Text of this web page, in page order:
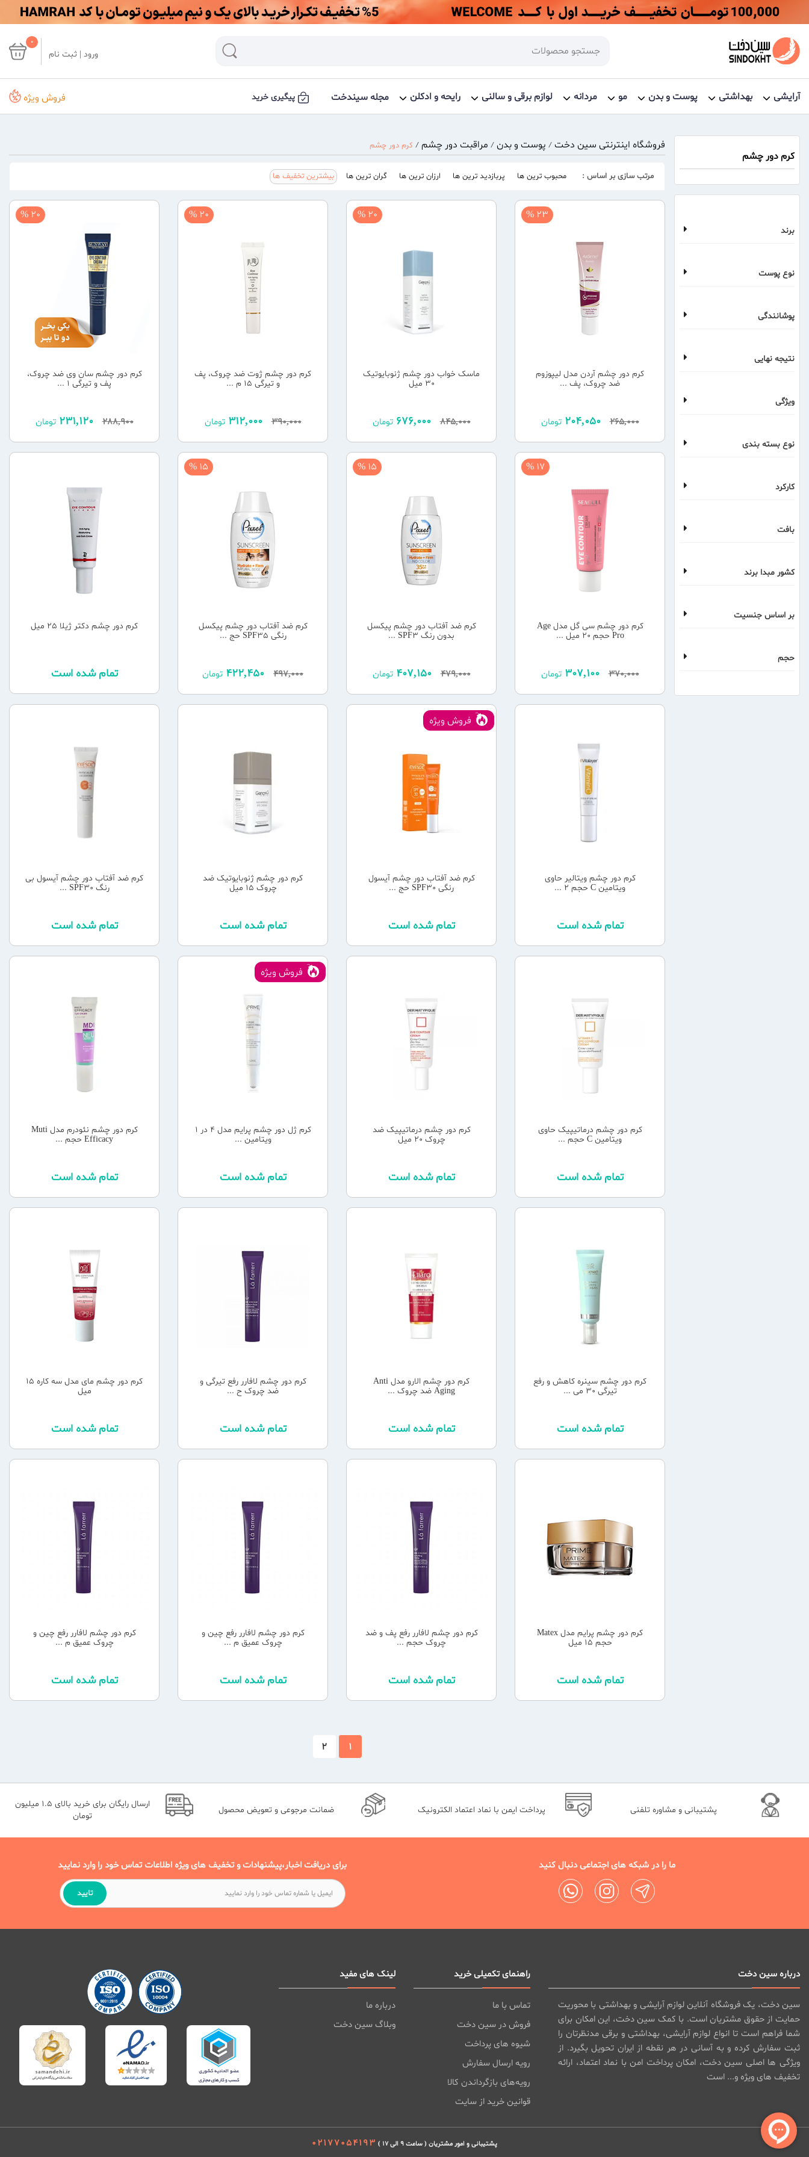
ورود | ثبت نام
0
آرایشی بهداشتی پوست و بدن مو مردانه لوازم برقی و سالنی رایحه و ادکلن مجله سیندخت پیگیری خرید فروش ویژه
کرم دور چشم
برند
نوع پوست
پوشانندگی
نتیجه نهایی
ویژگی
نوع بسته بندی
کارکرد
بافت
کشور مبدا برند
بر اساس جنسیت
حجم
فروشگاه اینترنتی سین دخت / پوست و بدن / مراقبت دور چشم / کرم دور چشم
مرتب سازی بر اساس : محبوب ترین ها پربازدید ترین ها ارزان ترین ها گران ترین ها بیشترین تخفیف ها
23 %
کرم دور چشم آردن مدل لیپوزوم
ضد چروک، پف ...
265,000
204,050 تومان
20 %
ماسک خواب دور چشم ژنوبایوتیک
30 میل
845,000
676,000 تومان
20 %
کرم دور چشم ژوت ضد چروک، پف
و تیرگی 15 م ...
390,000
312,000 تومان
20 %
کرم دور چشم سان وی ضد چروک،
پف و تیرگی 1 ...
288,900
231,120 تومان
17 %
کرم دور چشم سی گل مدل Age
Pro حجم 20 میل ...
370,000
307,100 تومان
15 %
کرم ضد آفتاب دور چشم پیکسل
بدون رنگ SPF3 ...
479,000
407,150 تومان
15 %
کرم ضد آفتاب دور چشم پیکسل
رنگی SPF35 حج ...
497,000
422,450 تومان
کرم دور چشم دکتر ژیلا 25 میل
تمام شده است
کرم دور چشم ویتالیر حاوی
ویتامین C حجم 2 ...
تمام شده است
فروش ویژه
کرم ضد آفتاب دور چشم آیسول
رنگی SPF30 حج ...
تمام شده است
کرم دور چشم ژنوبایوتیک ضد
چروک 15 میل
تمام شده است
کرم ضد آفتاب دور چشم آیسول بی
رنگ SPF30 ...
تمام شده است
کرم دور چشم درماتیپیک حاوی
ویتامین C حجم ...
تمام شده است
کرم دور چشم درماتیپیک ضد
چروک 20 میل
تمام شده است
فروش ویژه
کرم ژل دور چشم پرایم مدل 4 در 1
ویتامین ...
تمام شده است
کرم دور چشم نئودرم مدل Muti
Efficacy حجم ...
تمام شده است
کرم دور چشم سینره کاهش و رفع
تیرگی 30 می ...
تمام شده است
کرم دور چشم الارو مدل Anti
Aging ضد چروک ...
تمام شده است
کرم دور چشم لافارر رفع تیرگی و
ضد چروک ح ...
تمام شده است
کرم دور چشم مای مدل سه کاره 15
میل
تمام شده است
کرم دور چشم پرایم مدل Matex
حجم 15 میل
تمام شده است
کرم دور چشم لافارر رفع پف و ضد
چروک حجم ...
تمام شده است
کرم دور چشم لافارر رفع چین و
چروک عمیق م ...
تمام شده است
کرم دور چشم لافارر رفع چین و
چروک عمیق م ...
تمام شده است
1
2
پشتیبانی و مشاوره تلفنی پرداخت ایمن با نماد اعتماد الکترونیک ضمانت مرجوعی و تعویض محصول
ارسال رایگان برای خرید بالای 1.5 میلیون
تومان
ما را در شبکه های اجتماعی دنبال کنید برای دریافت اخبار،پیشنهادات و تخفیف های ویژه اطلاعات تماس خود را وارد نمایید
تایید
درباره سین دخت
سین دخت، یک فروشگاه آنلاین لوازم آرایشی و بهداشتی با محوریت
حمایت از حقوق مشتریان است. با کمک سین دخت، این امکان برای
شما فراهم است تا انواع لوازم آرایشی، بهداشتی و برقی مدنظرتان را
ثبت سفارش کرده و به آسانی در هر نقطه از ایران تحویل بگیرد. از
ویژگی ها اصلی سین دخت، امکان پرداخت امن با نماد اعتماد، ارائه
تخفیف های ویژه و... است
راهنمای تکمیلی خرید
تماس با ما
فروش در سین دخت
شیوه های پرداخت
رویه ارسال سفارش
رویه‌های بازگرداندن کالا
قوانین خرید از سایت
لینک های مفید
درباره ما
وبلاگ سین دخت
پشتیبانی و امور مشتریان ( ساعت 9 الی 17 ) 02177054193